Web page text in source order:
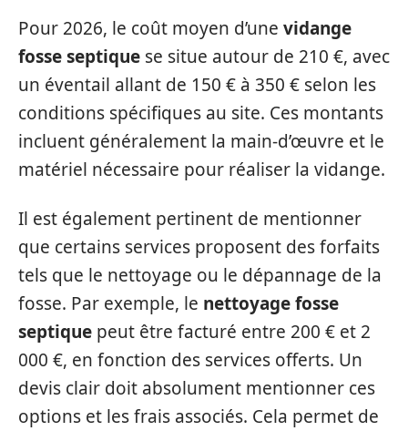
Pour 2026, le coût moyen d’une vidange
fosse septique se situe autour de 210 €, avec
un éventail allant de 150 € à 350 € selon les
conditions spécifiques au site. Ces montants
incluent généralement la main-d’œuvre et le
matériel nécessaire pour réaliser la vidange.
Il est également pertinent de mentionner
que certains services proposent des forfaits
tels que le nettoyage ou le dépannage de la
fosse. Par exemple, le nettoyage fosse
septique peut être facturé entre 200 € et 2
000 €, en fonction des services offerts. Un
devis clair doit absolument mentionner ces
options et les frais associés. Cela permet de